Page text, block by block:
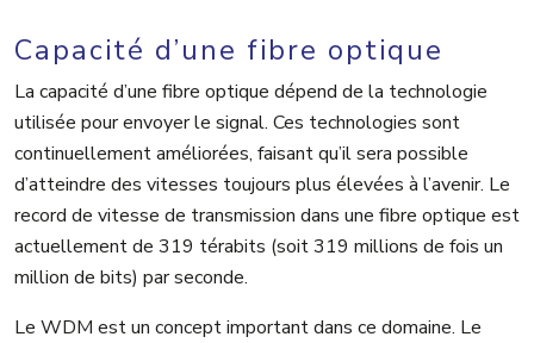
Capacité d’une fibre optique
La capacité d’une fibre optique dépend de la technologie
utilisée pour envoyer le signal. Ces technologies sont
continuellement améliorées, faisant qu’il sera possible
d’atteindre des vitesses toujours plus élevées à l’avenir. Le
record de vitesse de transmission dans une fibre optique est
actuellement de 319 térabits (soit 319 millions de fois un
million de bits) par seconde.
Le WDM est un concept important dans ce domaine. Le